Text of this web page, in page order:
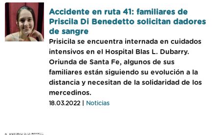
Accidente en ruta 41: familiares de
Priscila Di Benedetto solicitan dadores
de sangre
Prisicila se encuentra internada en cuidados
intensivos en el Hospital Blas L. Dubarry.
Oriunda de Santa Fe, algunos de sus
familiares están siguiendo su evolución a la
distancia y necesitan de la solidaridad de los
mercedinos.
18.03.2022 | Noticias